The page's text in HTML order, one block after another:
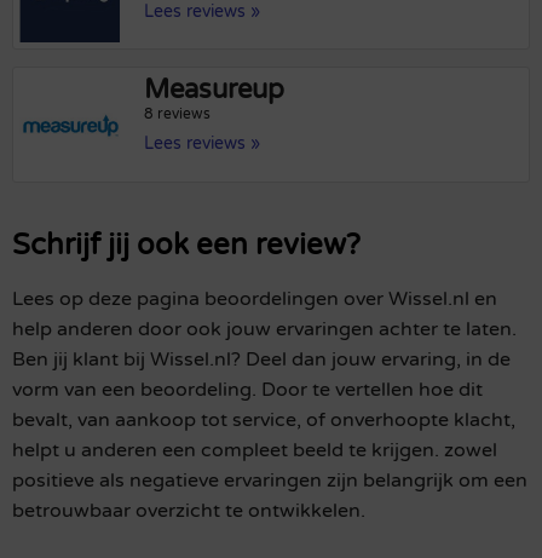
Lees reviews »
Measureup
8 reviews
Lees reviews »
Schrijf jij ook een review?
Lees op deze pagina beoordelingen over Wissel.nl en
help anderen door ook jouw ervaringen achter te laten.
Ben jij klant bij Wissel.nl? Deel dan jouw ervaring, in de
vorm van een beoordeling. Door te vertellen hoe dit
bevalt, van aankoop tot service, of onverhoopte klacht,
helpt u anderen een compleet beeld te krijgen. zowel
positieve als negatieve ervaringen zijn belangrijk om een
betrouwbaar overzicht te ontwikkelen.